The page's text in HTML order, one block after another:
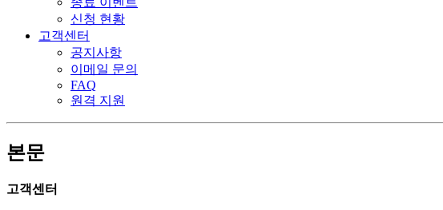
신청 현황
고객센터
공지사항
이메일 문의
FAQ
원격 지원
본문
고객센터